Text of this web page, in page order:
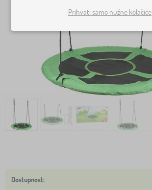
Prihvati samo nužne kolačiće